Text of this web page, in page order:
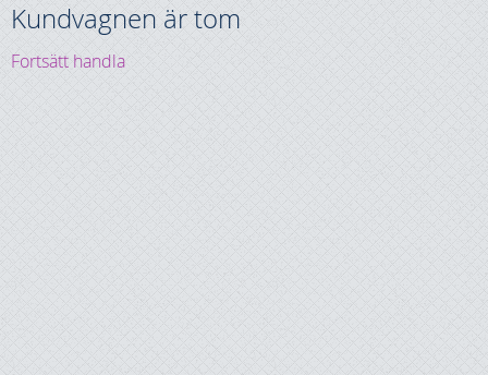
Kundvagnen är tom
Fortsätt handla